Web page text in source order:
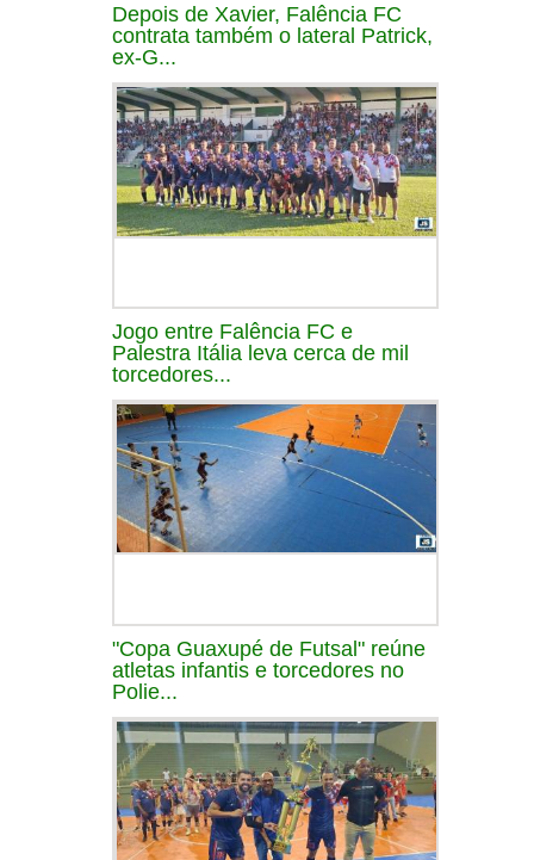
Depois de Xavier, Falência FC
contrata também o lateral Patrick,
ex-G...
Jogo entre Falência FC e
Palestra Itália leva cerca de mil
torcedores...
"Copa Guaxupé de Futsal" reúne
atletas infantis e torcedores no
Polie...